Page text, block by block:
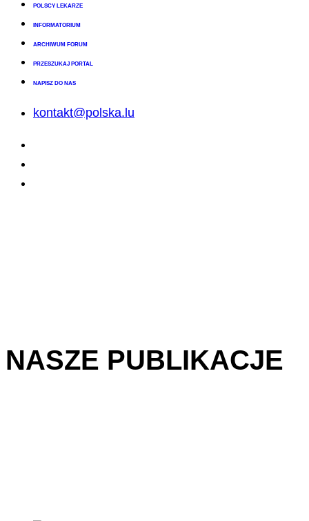
POLSCY LEKARZE
INFORMATORIUM
ARCHIWUM FORUM
PRZESZUKAJ PORTAL
NAPISZ DO NAS
kontakt@polska.lu
NASZE PUBLIKACJE